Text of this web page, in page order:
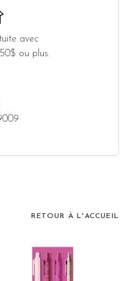
avec
ou plus.
RETOUR À L'ACCUEIL